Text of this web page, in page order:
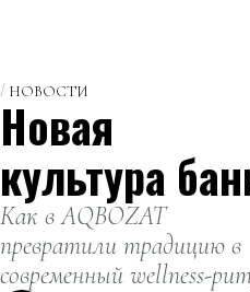
НОВОСТИ
Новая
культура
Как в AQBOZAT
превратили традицию в
современный wellness-